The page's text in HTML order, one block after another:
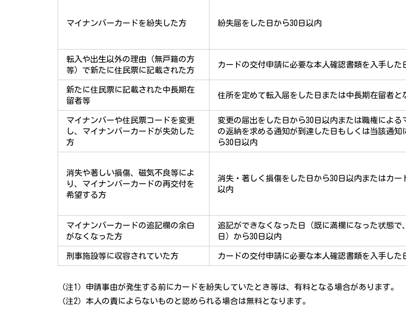
マイナンバーカードを紛失した方 紛失届をした日から30日以内
転入や出生以外の理由（無戸籍の方
等）で新たに住民票に記載された方
カードの交付申請に必要な本人確認書類を入手した
新たに住民票に記載された中長期在
留者等
住所を定めて転入届をした日または中長期在留者と
マイナンバーや住民票コードを変更
し、マイナンバーカードが失効した
方
変更の届出をした日から30日以内または職権によ
の返納を求める通知が到達した日もしくは当該通知
ら30日以内
消失や著しい損傷、磁気不良等によ
り、マイナンバーカードの再交付を
希望する方
消失・著しく損傷をした日から30日以内またはカー
以内
マイナンバーカードの追記欄の余白
がなくなった方
追記ができなくなった日（既に満欄になった状態で
日）から30日以内
刑事施設等に収容されていた方 カードの交付申請に必要な本人確認書類を入手した
（注1）申請事由が発生する前にカードを紛失していたとき等は、有料となる場合があります。
（注2）本人の責によらないものと認められる場合は無料となります。